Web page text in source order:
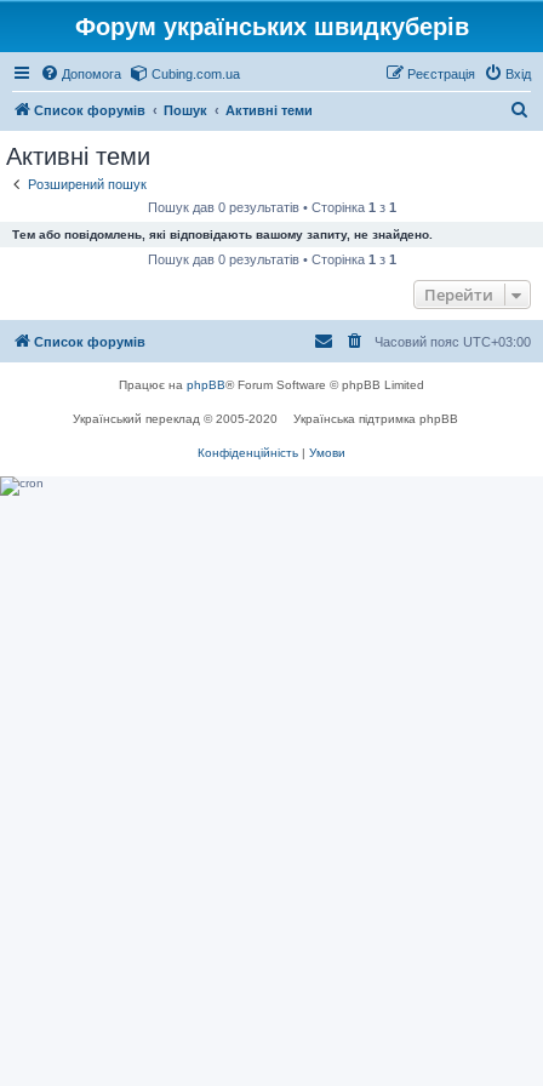
Форум українських швидкуберів
Допомога Cubing.com.ua Вхід
Реєстрація
Список форумів Пошук Активні теми
Активні теми
Розширений пошук
Пошук дав 0 результатів • Сторінка 1 з 1
Тем або повідомлень, які відповідають вашому запиту, не знайдено.
Пошук дав 0 результатів • Сторінка 1 з 1
Перейти
Список форумів Часовий пояс UTC+03:00
Працює на phpBB® Forum Software © phpBB Limited
Український переклад © 2005-2020 Українська підтримка phpBB
Конфіденційність | Умови